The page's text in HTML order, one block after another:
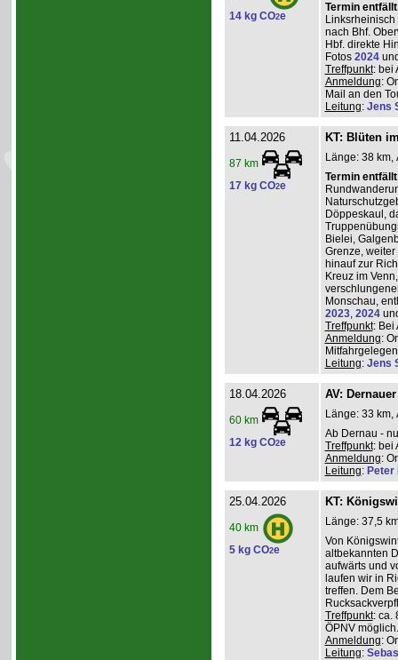
14 kg CO2e
Termin
nach Bhf.
Hbf. direkte
Fotos 2024
Treffpunkt: bei
Anmeldung:
Mail an den
Leitung: Jens
11.04.2026
87 km
17 kg CO2e
KT: Blüten
Länge: 38 km,
Termin
Döppeskaul,
Bielei,
Grenze,
hinauf zur
Kreuz im
Monschau,
2023, 2024
Treffpunkt: Bei
Anmeldung:
Leitung: Jens
18.04.2026
60 km
12 kg CO2e
AV:
Länge: 33 km,
Ab Dernau -
Treffpunkt: bei
Anmeldung:
Leitung: Peter
25.04.2026
40 km
5 kg CO2e
KT:
Länge: 37,5
Von
altbekannten
aufwärts und
laufen wir in
treffen. Dem
Treffpunkt: ca.
ÖPNV
Anmeldung:
Leitung: